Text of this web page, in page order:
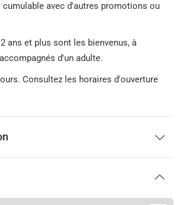
cumulable avec d'autres promotions ou
ans et plus sont les bienvenus, à
d'un adulte.
Consultez les horaires d'ouverture